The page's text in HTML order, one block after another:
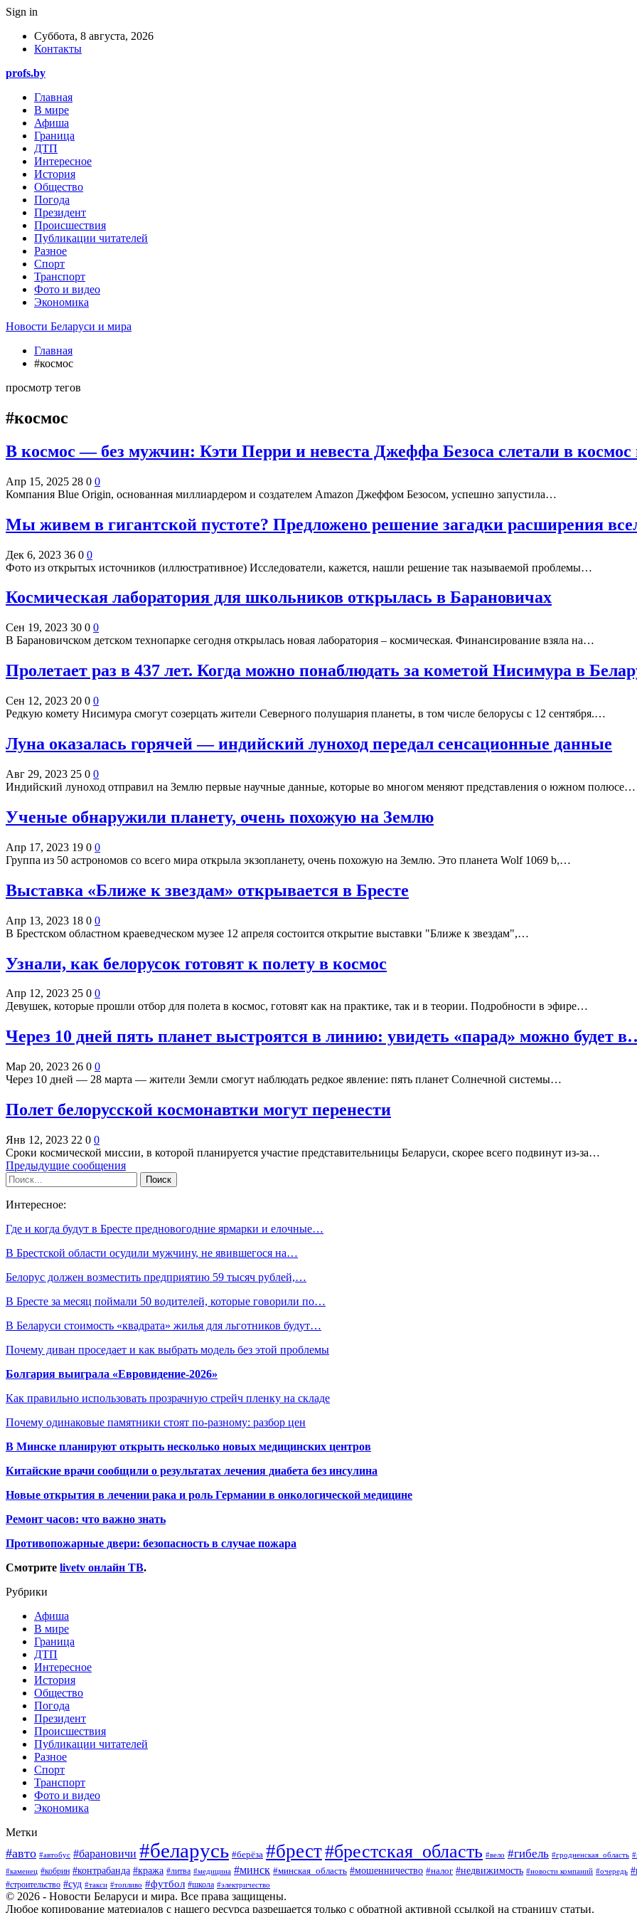
Sign in
Суббота, 8 августа, 2026
Контакты
profs.by
Главная
В мире
Афиша
Граница
ДТП
Интересное
История
Общество
Погода
Президент
Происшествия
Публикации читателей
Разное
Спорт
Транспорт
Фото и видео
Экономика
Новости Беларуси и мира
Главная
#космос
просмотр тегов
#космос
В космос — без мужчин: Кэти Перри и невеста Джеффа Безоса слетали в
Апр 15, 2025 28 0 0
Компания Blue Origin, основанная миллиардером и создателем Amazon Джеффом Безосом, успешно запустила…
Мы живем в гигантской пустоте? Предложено решение загадки расширения
Дек 6, 2023 36 0 0
Фото из открытых источников (иллюстративное) Исследователи, кажется, нашли решение так называемой проблемы…
Космическая лаборатория для школьников открылась в Барановичах
Сен 19, 2023 30 0 0
В Барановичском детском технопарке сегодня открылась новая лаборатория – космическая. Финансирование взяла на…
Пролетает раз в 437 лет. Когда можно понаблюдать за кометой Нисимура в
Сен 12, 2023 20 0 0
Редкую комету Нисимура смогут созерцать жители Северного полушария планеты, в том числе белорусы с 12 сентября.…
Луна оказалась горячей — индийский луноход передал сенсационные данные
Авг 29, 2023 25 0 0
Индийский луноход отправил на Землю первые научные данные, которые во многом меняют представления о южном полюсе…
Ученые обнаружили планету, очень похожую на Землю
Апр 17, 2023 19 0 0
Группа из 50 астрономов со всего мира открыла экзопланету, очень похожую на Землю. Это планета Wolf 1069 b,…
Выставка «Ближе к звездам» открывается в Бресте
Апр 13, 2023 18 0 0
В Брестском областном краеведческом музее 12 апреля состоится открытие выставки "Ближе к звездам",…
Узнали, как белорусок готовят к полету в космос
Апр 12, 2023 25 0 0
Девушек, которые прошли отбор для полета в космос, готовят как на практике, так и в теории. Подробности в эфире…
Через 10 дней пять планет выстроятся в линию: увидеть «парад» можно будет
Мар 20, 2023 26 0 0
Через 10 дней — 28 марта — жители Земли смогут наблюдать редкое явление: пять планет Солнечной системы…
Полет белорусской космонавтки могут перенести
Янв 12, 2023 22 0 0
Сроки космической миссии, в которой планируется участие представительницы Беларуси, скорее всего подвинут из-за…
Предыдущие сообщения
Интересное:
Где и когда будут в Бресте предновогодние ярмарки и елочные…
В Брестской области осудили мужчину, не явившегося на…
Белорус должен возместить предприятию 59 тысяч рублей,…
В Бресте за месяц поймали 50 водителей, которые говорили по…
В Беларуси стоимость «квадрата» жилья для льготников будут…
Почему диван проседает и как выбрать модель без этой проблемы
Болгария выиграла «Евровидение-2026»
Как правильно использовать прозрачную стрейч пленку на складе
Почему одинаковые памятники стоят по-разному: разбор цен
В Минске планируют открыть несколько новых медицинских центров
Китайские врачи сообщили о результатах лечения диабета без инсулина
Новые открытия в лечении рака и роль Германии в онкологической медицине
Ремонт часов: что важно знать
Противопожарные двери: безопасность в случае пожара
Смотрите livetv онлайн ТВ.
Рубрики
Афиша
В мире
Граница
ДТП
Интересное
История
Общество
Погода
Президент
Происшествия
Публикации читателей
Разное
Спорт
Транспорт
Фото и видео
Экономика
Метки
#авто #автобус #барановичи #беларусь #берёза #брест#брестская_область #вело #гибель #гродненская_область
#каменец #кобрин #контрабанда #кража #литва #медицина #минск #минская_область #мошенничество #налог #недвижимость #новости компаний #очередь
#строительство #суд #такси #топливо #футбол #школа #электричество
© 2026 - Новости Беларуси и мира. Все права защищены.
Любое копирование материалов с нашего ресурса разрешается только с обратной активной ссылкой на страницу статьи.